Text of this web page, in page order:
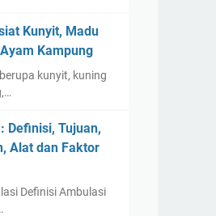
Kunyit, Madu
Kampung
kunyit, kuning
Definisi, Tujuan,
Alat dan Faktor
Definisi Ambulasi